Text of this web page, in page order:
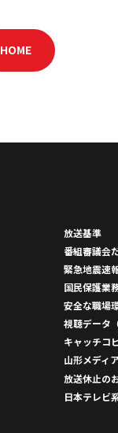
HOME
放送基準
番組審議会
緊急地震速
国民保護業
安全な職場
視聴データ
キャッチコ
山形メディ
放送休止の
日本テレビ